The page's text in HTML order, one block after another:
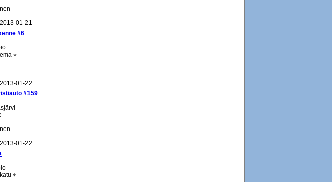
01-21
#6
⌖
01-22
#159
01-22
⌖